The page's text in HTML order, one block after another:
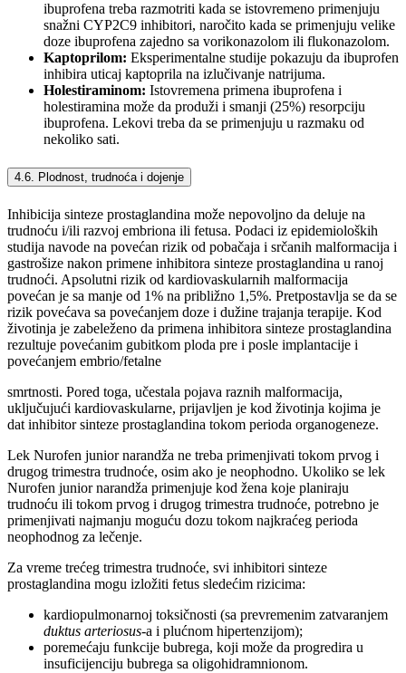
ibuprofena treba razmotriti kada se istovremeno primenjuju
snažni CYP2C9 inhibitori, naročito kada se primenjuju velike
doze ibuprofena zajedno sa vorikonazolom ili flukonazolom.
Kaptoprilom: Eksperimentalne studije pokazuju da ibuprofen
inhibira uticaj kaptoprila na izlučivanje natrijuma.
Holestiraminom: Istovremena primena ibuprofena i
holestiramina može da produži i smanji (25%) resorpciju
ibuprofena. Lekovi treba da se primenjuju u razmaku od
nekoliko sati.
4.6. Plodnost, trudnoća i dojenje
Inhibicija sinteze prostaglandina može nepovoljno da deluje na
trudnoću i/ili razvoj embriona ili fetusa. Podaci iz epidemioloških
studija navode na povećan rizik od pobačaja i srčanih malformacija i
gastrošize nakon primene inhibitora sinteze prostaglandina u ranoj
trudnoći. Apsolutni rizik od kardiovaskularnih malformacija
povećan je sa manje od 1% na približno 1,5%. Pretpostavlja se da se
rizik povećava sa povećanjem doze i dužine trajanja terapije. Kod
životinja je zabeleženo da primena inhibitora sinteze prostaglandina
rezultuje povećanim gubitkom ploda pre i posle implantacije i
povećanjem embrio/fetalne
smrtnosti. Pored toga, učestala pojava raznih malformacija,
uključujući kardiovaskularne, prijavljen je kod životinja kojima je
dat inhibitor sinteze prostaglandina tokom perioda organogeneze.
Lek Nurofen junior narandža ne treba primenjivati tokom prvog i
drugog trimestra trudnoće, osim ako je neophodno. Ukoliko se lek
Nurofen junior narandža primenjuje kod žena koje planiraju
trudnoću ili tokom prvog i drugog trimestra trudnoće, potrebno je
primenjivati najmanju moguću dozu tokom najkraćeg perioda
neophodnog za lečenje.
Za vreme trećeg trimestra trudnoće, svi inhibitori sinteze
prostaglandina mogu izložiti fetus sledećim rizicima:
kardiopulmonarnoj toksičnosti (sa prevremenim zatvaranjem
duktus arteriosus-a i plućnom hipertenzijom);
poremećaju funkcije bubrega, koji može da progredira u
insuficijenciju bubrega sa oligohidramnionom.